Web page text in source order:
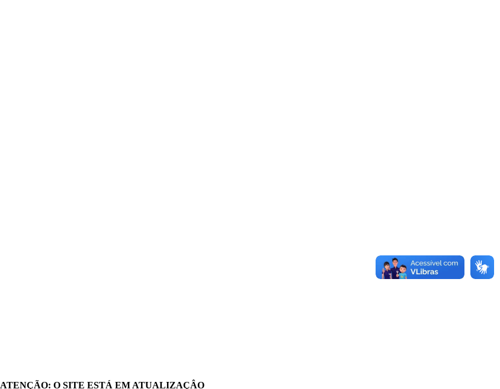
ATENÇÃO: O SITE ESTÁ EM ATUALIZAÇÂO